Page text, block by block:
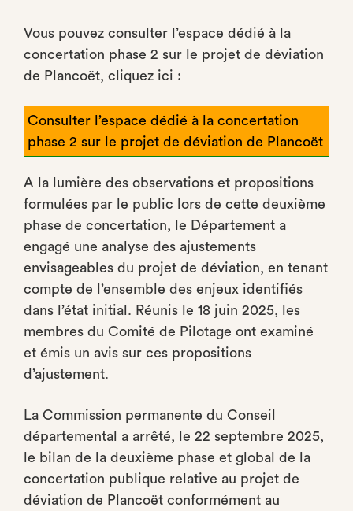
Vous pouvez consulter l’espace dédié à la
concertation phase 2 sur le projet de déviation
de Plancoët, cliquez ici :
Consulter l’espace dédié à la concertation
phase 2 sur le projet de déviation de Plancoët
A la lumière des observations et propositions
formulées par le public lors de cette deuxième
phase de concertation, le Département a
engagé une analyse des ajustements
envisageables du projet de déviation, en tenant
compte de l’ensemble des enjeux identifiés
dans l’état initial. Réunis le 18 juin 2025, les
membres du Comité de Pilotage ont examiné
et émis un avis sur ces propositions
d’ajustement.
La Commission permanente du Conseil
départemental a arrêté, le 22 septembre 2025,
le bilan de la deuxième phase et global de la
concertation publique relative au projet de
déviation de Plancoët conformément au